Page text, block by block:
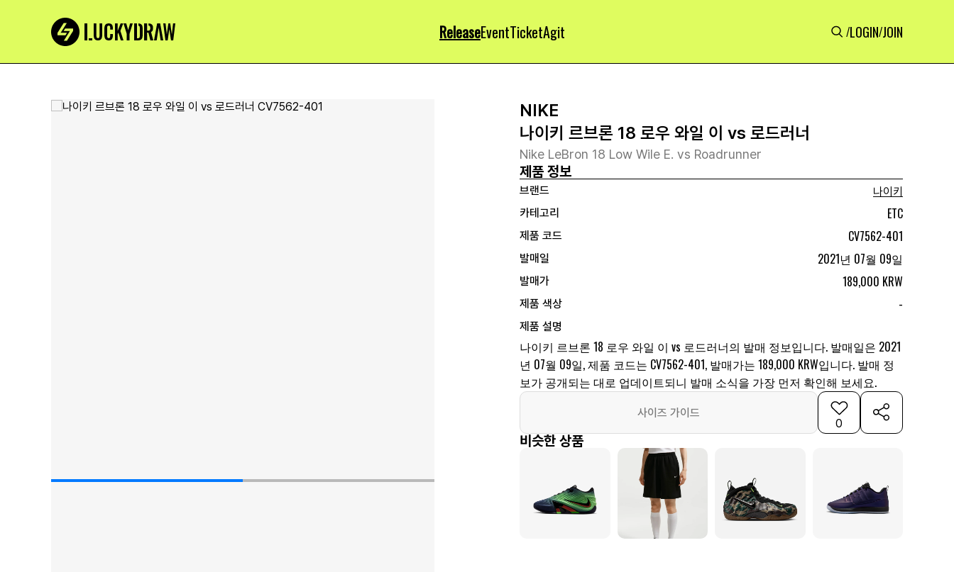
ReleaseEventTicketAgit /LOGIN/JOIN
NIKE
나이키 르브론 18 로우 와일 이 vs 로드러너
Nike LeBron 18 Low Wile E. vs Roadrunner
제품 정보
브랜드
나이키
카테고리
ETC
제품 코드 CV7562-401
발매일 2021년 07월 09일
발매가 189,000 KRW
제품 색상 -
제품 설명
나이키 르브론 18 로우 와일 이 vs 로드러너의 발매 정보입니다. 발매일은 2021
년 07월 09일, 제품 코드는 CV7562-401, 발매가는 189,000 KRW입니다. 발매 정
보가 공개되는 대로 업데이트되니 발매 소식을 가장 먼저 확인해 보세요.
사이즈 가이드
0
비슷한 상품